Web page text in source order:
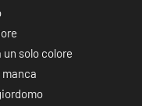
solo colore